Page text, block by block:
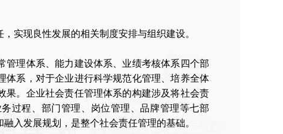
实现良性发展的相关制度安排与组织建设。
理体系、能力建设体系、业绩考核体系四个部
体系，对于企业进行科学规范化管理、培养全体
果。企业社会责任管理体系的构建涉及将社会责
过程、部门管理、岗位管理、品牌管理等七部
入发展规划，是整个社会责任管理的基础。